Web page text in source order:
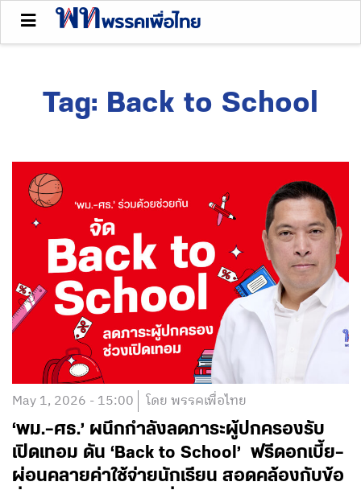
Tag: Back to School
May 1, 2026 - 15:00 โดย พรรคเพื่อไทย
‘พม.–ศธ.’ ผนึกกำลังลดภาระผู้ปกครองรับ
เปิดเทอม ดัน ‘Back to School’ ฟรีดอกเบี้ย–
ผ่อนคลายค่าใช้จ่ายนักเรียน สอดคล้องกับข้อ